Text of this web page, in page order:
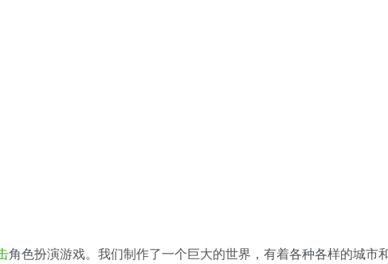
角色扮演游戏。我们制作了一个巨大的世界，有着各种各样的城市